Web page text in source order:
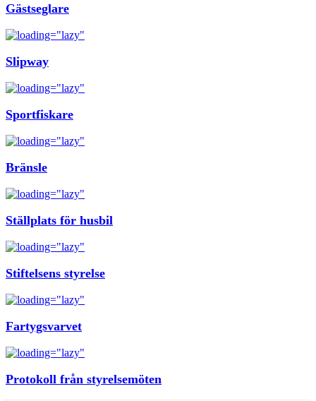
Gästseglare
Slipway
Sportfiskare
Bränsle
Ställplats för husbil
Stiftelsens styrelse
Fartygsvarvet
Protokoll från styrelsemöten